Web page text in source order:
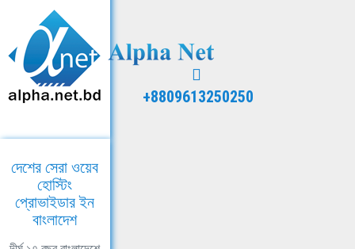
+8809613250250
দেশের সেরা ওয়েব
হোস্টিং
প্রোভাইডার ইন
বাংলাদেশ